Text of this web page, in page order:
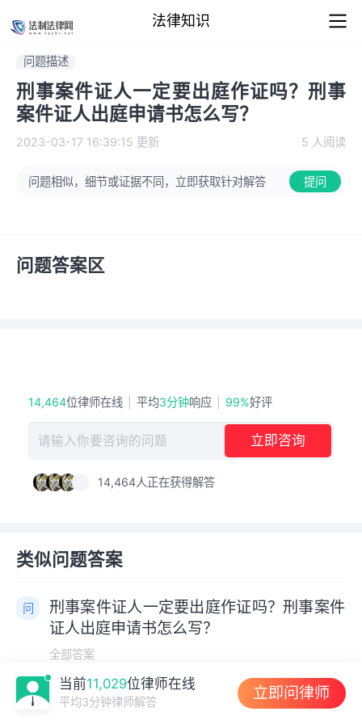
法律知识
问题描述
刑事案件证人一定要出庭作证吗？刑事
案件证人出庭申请书怎么写？
2023-03-17 16:39:15 更新 5 人阅读
问题相似，细节或证据不同，立即获取针对解答 提问
问题答案区
14,464位律师在线 平均3分钟响应 99%好评
请输入你要咨询的问题 立即咨询
14,464人正在获得解答
+1
类似问题答案
刑事案件证人一定要出庭作证吗？刑事案件
证人出庭申请书怎么写？
全部答案
申请证人出庭申请书怎么写？证人出庭作证
当前11,029位律师在线
平均3分钟律师解答 立即问律师